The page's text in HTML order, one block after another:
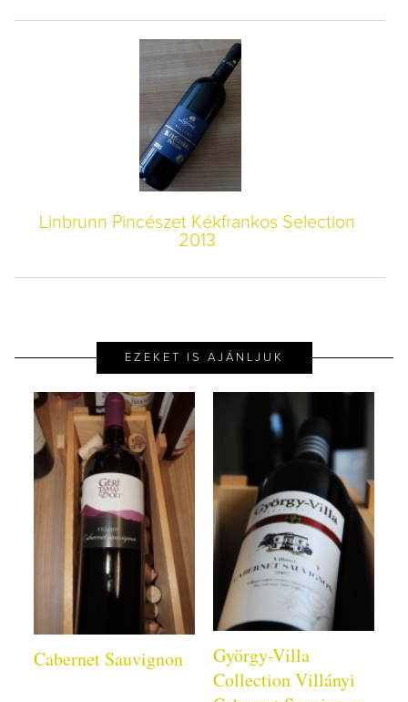
Linbrunn Pincészet Kékfrankos Selection
2013
EZEKET IS AJÁNLJUK
Cabernet Sauvignon
György-Villa
Collection Villányi